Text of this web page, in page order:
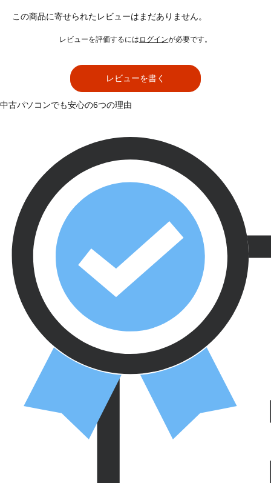
この商品に寄せられたレビューはまだありません。
レビューを評価するには ログインが必要です。
レビューを書く
中古パソコンでも安心の6つの理由